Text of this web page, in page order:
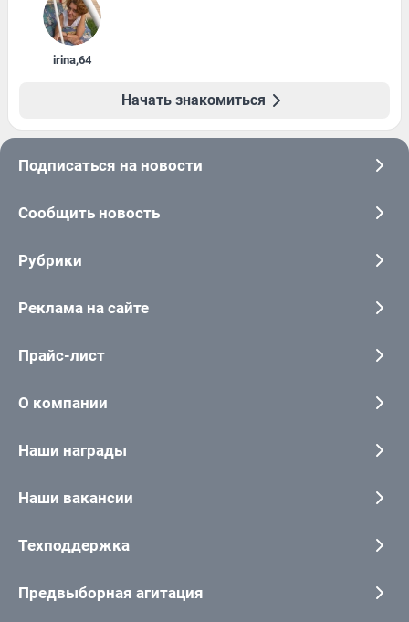
irina,64
Начать знакомиться
Подписаться на новости
Сообщить новость
Рубрики
Реклама на сайте
Прайс-лист
О компании
Наши награды
Наши вакансии
Техподдержка
Предвыборная агитация